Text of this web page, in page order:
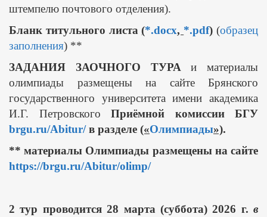
штемпелю почтового отделения).
Бланк титульного листа(*.docx, *.pdf) (образец
заполнения) **
ЗАДАНИЯ ЗАОЧНОГО ТУРА и материалы
олимпиады размещены на сайте Брянского
государственного университета имени академика
И.Г. Петровского Приёмной комиссии БГУ
brgu.ru/Abitur/в разделе («Олимпиады»).
** материалы Олимпиады размещены на сайте
https://brgu.ru/Abitur/olimp/
2 тур проводится 28 марта (суббота) 2026 г. в